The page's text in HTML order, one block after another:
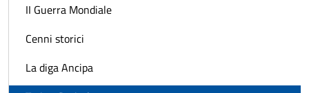
II Guerra Mondiale
Cenni storici
La diga Ancipa